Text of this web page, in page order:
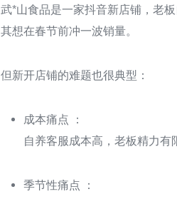
武*山食品是一家抖音新店铺，老
其想在春节前冲一波销量。
但新开店铺的难题也很典型：
成本痛点 ：
自养客服成本高，老板精力有
季节性痛点 ：